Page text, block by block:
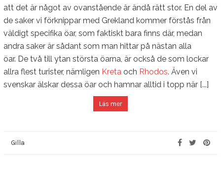
att det är något av ovanstående är ändå rätt stor. En del av
de saker vi förknippar med Grekland kommer förstås från
väldigt specifika öar, som faktiskt bara finns där, medan
andra saker är sådant som man hittar på nästan alla
öar. De två till ytan största öarna, är också de som lockar
allra flest turister, nämligen Kreta och Rhodos. Även vi
svenskar älskar dessa öar och hamnar alltid i topp när [...]
Läs mer
Gilla